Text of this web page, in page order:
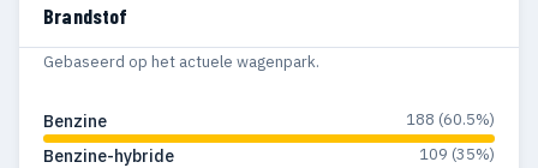
Brandstof
Gebaseerd op het actuele wagenpark.
Benzine 188 (60.5%)
Benzine-hybride 109 (35%)